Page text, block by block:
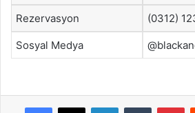
Rezervasyon (0312)
Sosyal Medya
Facebook
X LinkedInTumblr